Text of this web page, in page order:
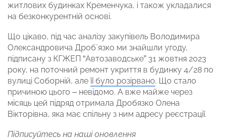
житлових будинках Кременчука, і також укладалися
на безконкурентній основі.
Що цікаво, під час аналізу закупівель Володимира
Олександровича Дроб`язко ми знайшли угоду,
підписану з КГЖЕП “Автозаводське” 31 жовтня 2023
року, на поточний ремонт укриття в будинку 4/28 по
вулиці Соборній, але її було розірвано. Що стало
причиною цього – невідомо. А вже майже через
місяць цей підряд отримала Дробязко Олена
Вікторівна, яка має спільну з ним адресу реєстрації.
Підписуйтесь на наші оновлення